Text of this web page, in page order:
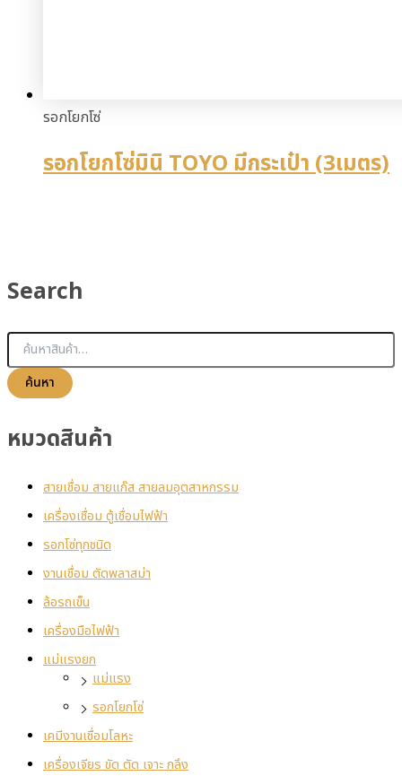
Search
ค้นหา
หมวดสินค้า
สายเชื่อม สายแก๊ส สายลมอุตสาหกรรม
เครื่องเชื่อม ตู้เชื่อมไฟฟ้า
รอกโซ่ทุกชนิด
งานเชื่อม ตัดพลาสม่า
ล้อรถเข็น
เครื่องมือไฟฟ้า
แม่แรงยก
แม่แรง
รอกโยกโซ่
เคมีงานเชื่อมโลหะ
เครื่องเจียร ขัด ตัด เจาะ กลึง
รอกโยกโซ่
รอกโยกโซ่มินิ TOYO มีกระเป๋า (3เมตร)